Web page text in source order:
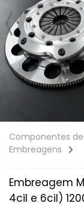
Componentes
Embreagens
Embreagem
4cil e 6cil)